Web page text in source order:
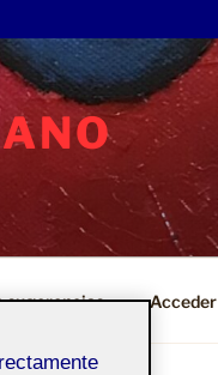
sugerencias Acceder